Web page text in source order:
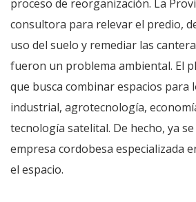
proceso de reorganización. La
consultora para relevar el predio,
uso del suelo y remediar las
fueron un problema ambiental. El
que busca combinar espacios para
industrial, agrotecnología,
tecnología satelital. De hecho, ya
empresa cordobesa especializada
el espacio.